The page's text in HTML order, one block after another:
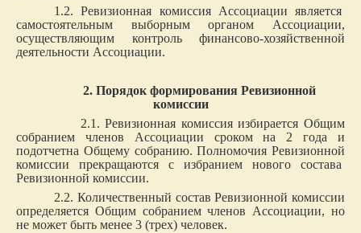
1.2. Ревизионная комиссия Ассоциации является
самостоятельным выборным органом Ассоциации,
осуществляющим контроль финансово-хозяйственной
деятельности Ассоциации.
2. Порядок формирования Ревизионной
комиссии
2.1. Ревизионная комиссия избирается Общим
собранием членов Ассоциации сроком на 2 года и
подотчетна Общему собранию. Полномочия Ревизионной
комиссии прекращаются с избранием нового состава
Ревизионной комиссии.
2.2. Количественный состав Ревизионной комиссии
определяется Общим собранием членов Ассоциации, но
не может быть менее 3 (трех) человек.